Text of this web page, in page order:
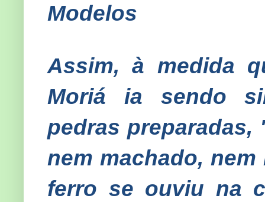
Modelos
Assim, à medida
Moriá ia sendo
pedras preparadas,
nem machado,
ferro se ouviu na